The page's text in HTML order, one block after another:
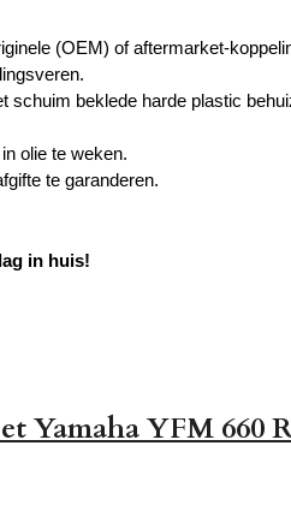
(OEM) of aftermarket-
schuim beklede harde plastic
olie te weken.
te garanderen.
in huis!
Yamaha YFM 660